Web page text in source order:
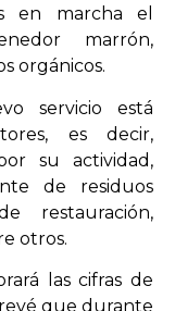
en marcha el
marrón,
orgánicos.
servicio está
es decir,
su actividad,
de residuos
restauración,
otros.
las cifras de
que durante